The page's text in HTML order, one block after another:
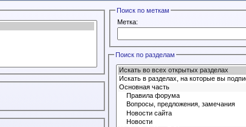
Поиск по меткам
Метка:
Поиск по разделам